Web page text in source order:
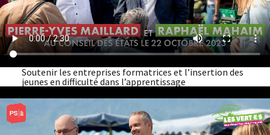
Soutenir les entreprises formatrices et l’insertion des
jeunes en difficulté dans l’apprentissage